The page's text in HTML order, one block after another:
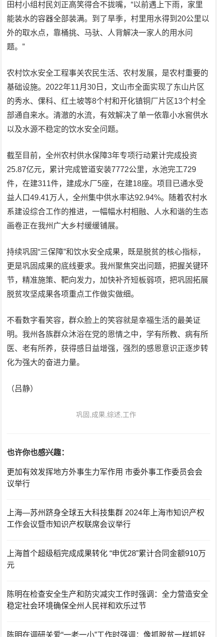
田村小组村民刘正高笑得合不拢嘴，“以前遇上下雨，家里
能装水的容器全部装满。到了旱季，村里用水得到20公里以
外的取水点，靠桶挑、马驮、人背解决一家人的用水问
题。”
农村饮水安全工程事关农民生活、农村发展，是农村重要的
基础设施。2022年11月30日，文山市全面实现了东山片区
的秀水、倮科、红土坡等8个村和开化镇铜厂片区13个村全
部通自来水。清澈的水流，有效解决了单一依靠小水窖供水
以及水源不稳定的饮水安全问题。
截至目前，全州农村供水保障3年专项行动累计完成投资
25.87亿元，累计完成管道安装7772公里，水池完工729
件，在建311件，建成水厂5座，在建18座。项目已通水受
益人口49.41万人，全州集中供水率达92.94%。随着农村水
系建设综合工作的推进，一幅幅水村相融、人水和谐的生态
画卷正在我州广大乡村缓缓铺展。
持续巩固“三保障”和饮水安全成果，既是脱贫的核心指标，
更是巩固成果的底线要求。我州聚焦突出问题，把握关键环
节，精准施策、靶向发力，加快补齐短板弱项，把巩固拓展
脱贫攻坚成果各项重点工作做实做细。
不看数字看笑容，群众脸上的笑容就是幸福生活的最美证
明。我州各族群众沐浴在党的恩情之中，学有所教、病有所
医、老有所养，获得感日益增强，强烈的感恩意识正逐步转
化为强大的奋进力量。
（吕静）
巩固,成果,综述,工作
也许你也感兴趣：
更加有效发挥地方外事生力军作用 市委外事工作委员会会
议举行
上海—苏州跻身全球五大科技集群 2024年上海市知识产权
工作会议暨市知识产权联席会议举行
上海首个超级稻完成成果转化 “申优28”累计合同金额910万
元
陈明在检查安全生产和防灾减灾工作时强调：全力营造安全
稳定社会环境确保全州人民祥和欢乐过节
陈明在调研关爱“一老一小”工作时强调：像抓脱贫一样抓好